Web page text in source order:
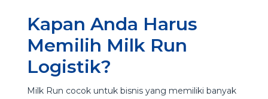
Kapan Anda Harus
Memilih Milk Run
Logistik?
Milk Run cocok untuk bisnis yang memiliki banyak